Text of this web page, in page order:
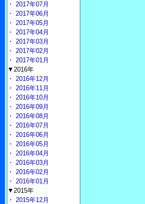
・ 2017年07月
・ 2017年06月
・ 2017年05月
・ 2017年04月
・ 2017年03月
・ 2017年02月
・ 2017年01月
▼2016年
・ 2016年12月
・ 2016年11月
・ 2016年10月
・ 2016年09月
・ 2016年08月
・ 2016年07月
・ 2016年06月
・ 2016年05月
・ 2016年04月
・ 2016年03月
・ 2016年02月
・ 2016年01月
▼2015年
・ 2015年12月